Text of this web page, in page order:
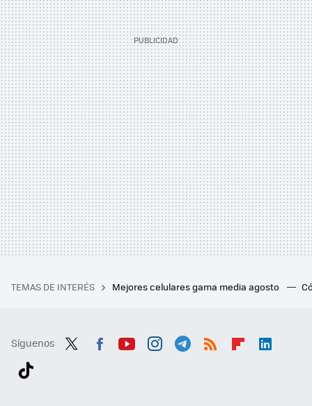
TEMAS DE INTERÉS Mejores celulares gama media agosto
Síguenos